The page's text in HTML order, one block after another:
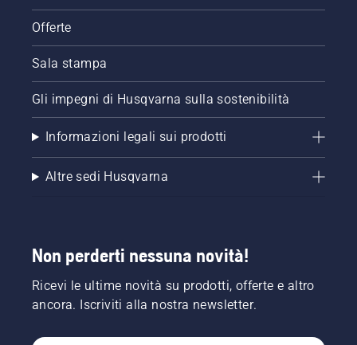
Offerte
Sala stampa
Gli impegni di Husqvarna sulla sostenibilità
Informazioni legali sui prodotti
Altre sedi Husqvarna
Non perderti nessuna novità!
Ricevi le ultime novità su prodotti, offerte e altro
ancora. Iscriviti alla nostra newsletter.